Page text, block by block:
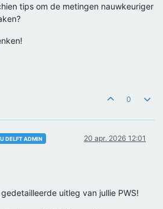
tips om de metingen nauwkeuriger
0
DELFT ADMIN 20 apr. 2026 12:01
uitleg van jullie PWS!